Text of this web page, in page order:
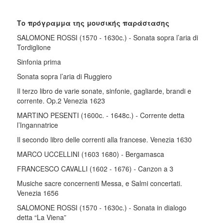
Το πρόγραμμα της μουσικής παράστασης
SALOMONE ROSSI (1570 - 1630c.) - Sonata sopra l’aria di
Tordiglione
Sinfonia prima
Sonata sopra l’aria di Ruggiero
Il terzo libro de varie sonate, sinfonie, gagliarde, brandi e
corrente. Op.2 Venezia 1623
MARTINO PESENTI (1600c. - 1648c.) - Corrente detta
l’Ingannatrice
Il secondo libro delle correnti alla francese. Venezia 1630
MARCO UCCELLINI (1603 1680) - Bergamasca
FRANCESCO CAVALLI (1602 - 1676) - Canzon a 3
Musiche sacre concernenti Messa, e Salmi concertati.
Venezia 1656
SALOMONE ROSSI (1570 - 1630c.) - Sonata in dialogo
detta “La Viena”